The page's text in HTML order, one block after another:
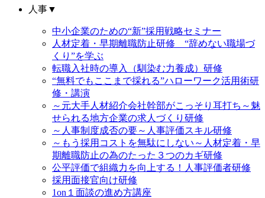
人事▼
中小企業のための“新”採用戦略セミナー
人材定着・早期離職防止研修 “辞めない職場づ
くり”を学ぶ
転職入社時の導入（馴染む力養成）研修
“無料でもここまで採れる”ハローワーク活用術研
修・講演
～元大手人材紹介会社幹部がこっそり耳打ち～魅
せられる地方企業の求人づくり研修
～人事制度成否の要～人事評価スキル研修
～もう採用コストを無駄にしない～人材定着・早
期離職防止の為のたった３つのカギ研修
公平評価で組織力を向上する！人事評価者研修
採用面接官向け研修
1on１面談の進め方講座